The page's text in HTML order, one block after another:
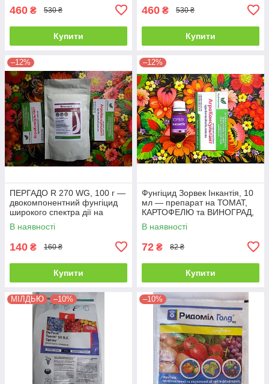
460 ₴ 530 ₴
Купити
460 ₴ 530 ₴
Купити
–12%
ПЕРГАДО R 270 WG, 100 г —
двокомпонентний фунгіцид
широкого спектра дії на
виноград
В наявності
140 ₴ 160 ₴
Купити
–12%
Фунгіцид Зорвек Інкантія, 10
мл — препарат на ТОМАТ,
КАРТОФЕЛЮ та ВИНОГРАД,
Вінабрія
В наявності
72 ₴ 82 ₴
Купити
МІЛДЬЮ –10% –10%